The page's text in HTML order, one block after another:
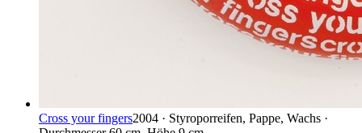
Cross your fingers2004 · Styroporreifen, Pappe, Wachs ·